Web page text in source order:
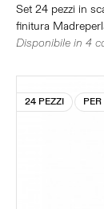
Set 24 pezzi in
finitura
Disponibile in 4
24 PEZZI